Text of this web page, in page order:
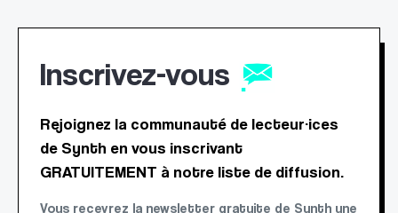
Inscrivez-vous
Rejoignez la communauté de lecteur·ices
de Synth en vous inscrivant
GRATUITEMENT à notre liste de diffusion.
Vous recevrez la newsletter gratuite de Synth une